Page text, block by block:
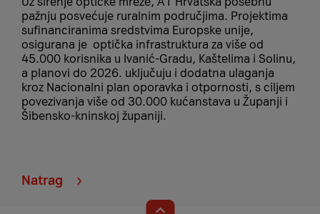
pažnju posvećuje ruralnim područjima. Projektima
sufinanciranima sredstvima Europske unije,
osigurana je optička infrastruktura za više od
45.000 korisnika u Ivanić-Gradu, Kaštelima i Solinu,
a planovi do 2026. uključuju i dodatna ulaganja
kroz Nacionalni plan oporavka i otpornosti, s ciljem
povezivanja više od 30.000 kućanstava u Županji i
Šibensko-kninskoj županiji.
Natrag